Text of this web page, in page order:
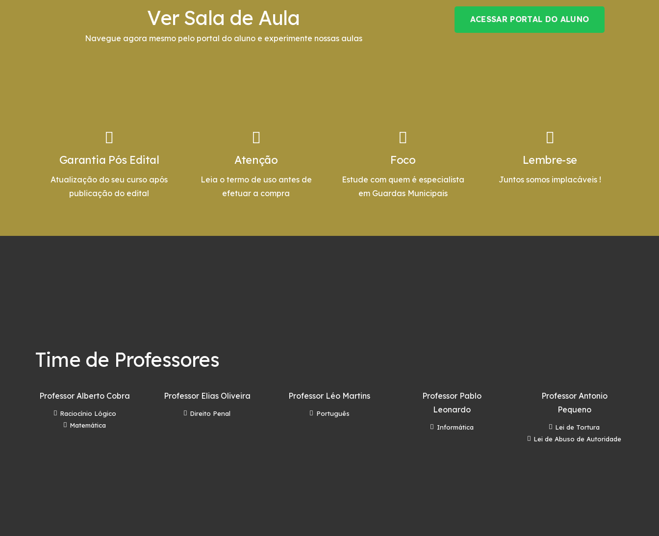
Ver Sala de Aula
Navegue agora mesmo pelo portal do aluno e experimente nossas aulas
ACESSAR PORTAL DO ALUNO
Garantia Pós Edital
Atualização do seu curso após
publicação do edital
Atenção
Leia o termo de uso antes de
efetuar a compra
Foco
Estude com quem é especialista
em Guardas Municipais
Lembre-se
Juntos somos implacáveis !
Time de Professores
Professor Alberto Cobra
Raciocínio Lógico
Matemática
Professor Elias Oliveira
Direito Penal
Professor Léo Martins
Português
Professor Pablo
Leonardo
Informática
Professor Antonio
Pequeno
Lei de Tortura
Lei de Abuso de Autoridade